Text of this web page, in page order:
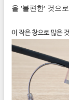
을 '불편한' 것으
이 작은 창으로 많은